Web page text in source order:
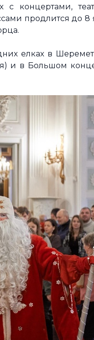
концертами,
продлится до
елках в
и в Большом